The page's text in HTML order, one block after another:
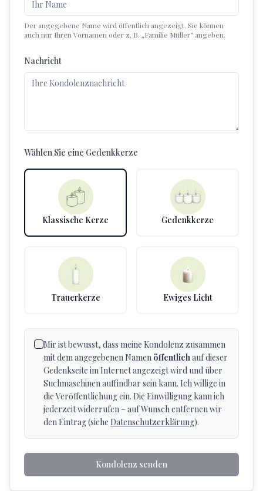
Der angegebene Name wird öffentlich angezeigt. Sie können
auch nur Ihren Vornamen oder z. B. „Familie Müller“ angeben.
Nachricht
Wählen Sie eine Gedenkkerze
Klassische Kerze Gedenkkerze
Trauerkerze Ewiges Licht
Mir ist bewusst, dass meine Kondolenz zusammen
mit dem angegebenen Namen öffentlichauf dieser
Gedenkseite im Internet angezeigt wird und über
Suchmaschinen auffindbar sein kann. Ich willige in
die Veröffentlichung ein. Die Einwilligung kann ich
jederzeit widerrufen – auf Wunsch entfernen wir
den Eintrag (siehe Datenschutzerklärung).
Kondolenz senden